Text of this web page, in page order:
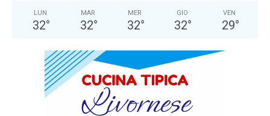
LUN
32°
MAR
32°
MER
32°
GIO
32°
VEN
29°